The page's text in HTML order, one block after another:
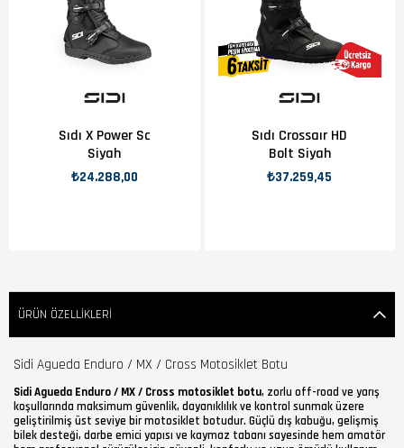
Sıdı X Power Sc
Siyah
₺24.288,00
Sıdı Crossaır HD
Bolt Siyah
₺37.259,45
ÜRÜN ÖZELLIKLERI
Sidi Agueda Enduro / MX / Cross Motosiklet Botu
Sidi Agueda Enduro / MX / Cross motosiklet botu, zorlu off-road ve yarış
koşullarında maksimum güvenlik, dayanıklılık ve kontrol sunmak üzere
geliştirilmiş üst seviye bir motosiklet botudur. Güçlü dış kabuğu, gelişmiş
bilek desteği, darbe emici yapısı ve kaymaz tabanı sayesinde hem amatör